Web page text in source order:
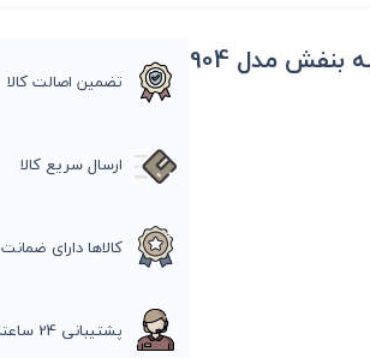
تضمین اصالت کالا
ارسال سریع کالا
کالاها دارای ضمانت
پشتیبانی 24 ساعته